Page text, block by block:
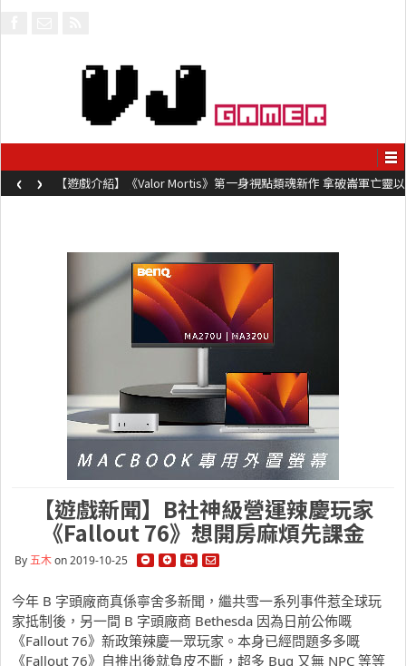
【遊戲介紹】《Valor Mortis》第一身視點類魂新作 拿破崙軍亡靈以
槍械劍與魔法殺敵
‹ ›
【遊戲新聞】B社神級營運辣慶玩家
《Fallout 76》想開房麻煩先課金
By五木on 2019-10-25
今年 B 字頭廠商真係寧舍多新聞，繼共雪一系列事件惹全球玩
家抵制後，另一間 B 字頭廠商 Bethesda 因為日前公佈嘅
《Fallout 76》新政策辣慶一眾玩家。本身已經問題多多嘅
《Fallout 76》自推出後就負皮不斷，超多 Bug 又無 NPC 等等